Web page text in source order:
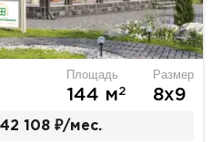
Площадь
144 м2
Размер
8х9
108 ₽/мес.